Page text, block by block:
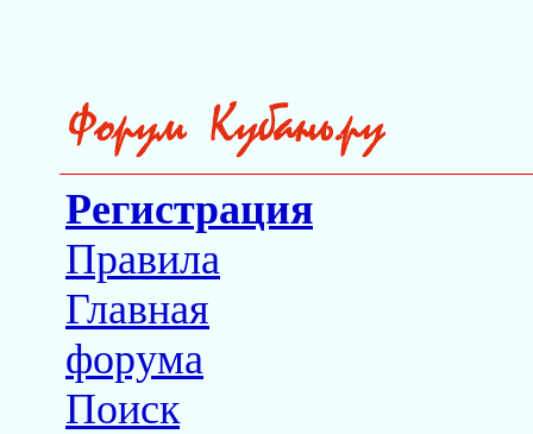
Регистрация
Правила
Главная
форума
Поиск